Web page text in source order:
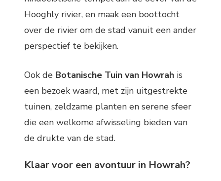
Hooghly rivier, en maak een boottocht
over de rivier om de stad vanuit een ander
perspectief te bekijken.
Ook de Botanische Tuin van Howrah is
een bezoek waard, met zijn uitgestrekte
tuinen, zeldzame planten en serene sfeer
die een welkome afwisseling bieden van
de drukte van de stad.
Klaar voor een avontuur in Howrah?